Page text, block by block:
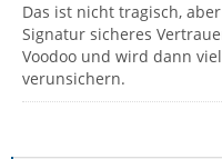
Das ist nicht tragisch,
Signatur sicheres
Voodoo und wird dann
verunsichern.